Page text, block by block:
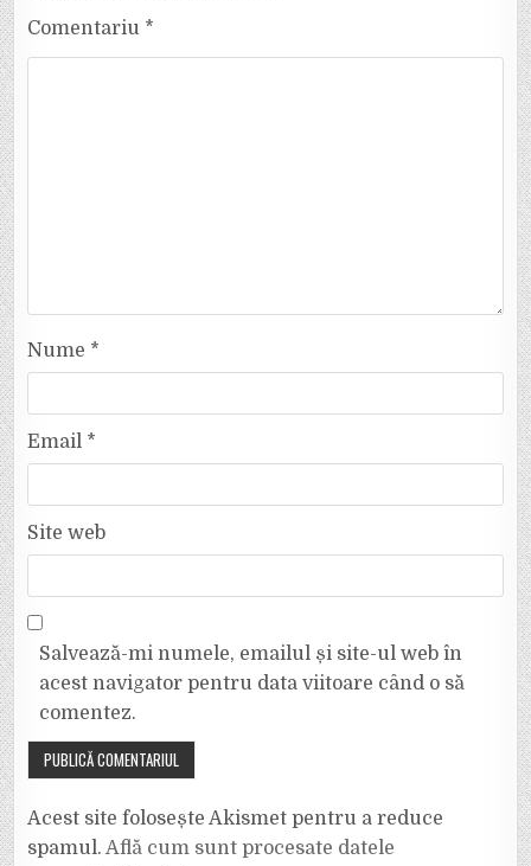
Comentariu *
Nume *
Email *
Site web
Salvează-mi numele, emailul și site-ul web în
acest navigator pentru data viitoare când o să
comentez.
Acest site folosește Akismet pentru a reduce
spamul.Află cum sunt procesate datele